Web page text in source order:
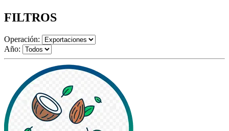
FILTROS
Operación:
Año: